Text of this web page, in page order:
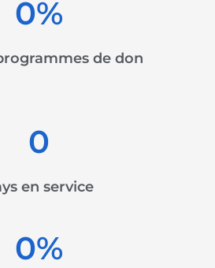
de don
0%
en service
0
0%